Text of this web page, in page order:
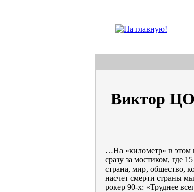
Виктор
…На «километр» в этом
сразу за мостиком, где
страна, мир, общество,
насчет смерти страны
рокер 90-х: «Труднее